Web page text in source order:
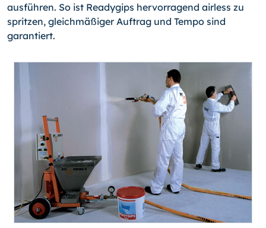
ausführen. So ist Readygips hervorragend airless zu
spritzen, gleichmäßiger Auftrag und Tempo sind
garantiert.